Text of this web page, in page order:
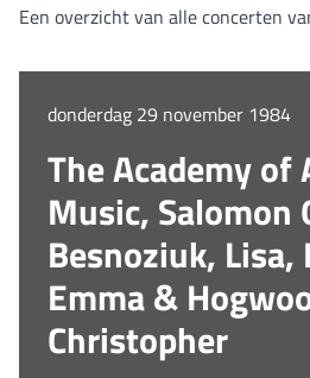
Een overzicht van alle concerten
donderdag 29 november 1984
The Academy of
Music, Salomon
Besnoziuk, Lisa,
Emma &
Christopher